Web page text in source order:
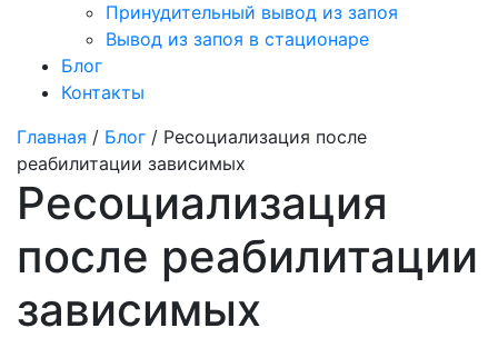
Принудительный вывод из запоя
Вывод из запоя в стационаре
Блог
Контакты
Главная / Блог / Ресоциализация после
реабилитации зависимых
Ресоциализация
после реабилитации
зависимых